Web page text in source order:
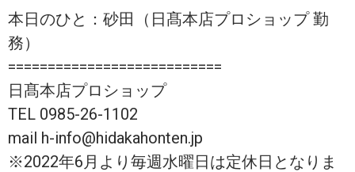
本日のひと：砂田（日髙本店プロショップ 勤
務）
===========================
日髙本店プロショップ
TEL 0985-26-1102
mail h-info@hidakahonten.jp
※2022年6月より毎週水曜日は定休日となりま